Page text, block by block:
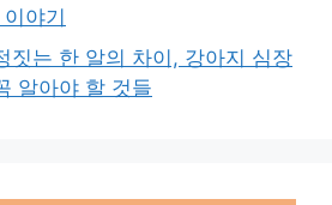
이야기
짓는 한 알의 차이, 강아지 심장
알아야 할 것들